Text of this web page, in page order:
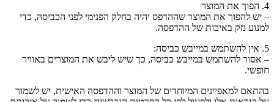
4. הפוך את המוצר
– יש להפוך את המוצר שההדפס יהיה בחלק הפנימי לפני הכביסה, כדי
למנוע נזק באיכות של ההדפסה.
5. אין להשתמש במייבש כביסה:
– אסור להשתמש במייבש כביסה, כך שיש ליבש את המוצרים באוויר
חופשי.
בהתאם למאפיינים המיוחדים של המוצר וההדפסה האישית, יש לשמור